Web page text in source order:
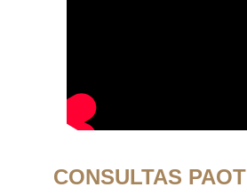
CONSULTAS PAOT